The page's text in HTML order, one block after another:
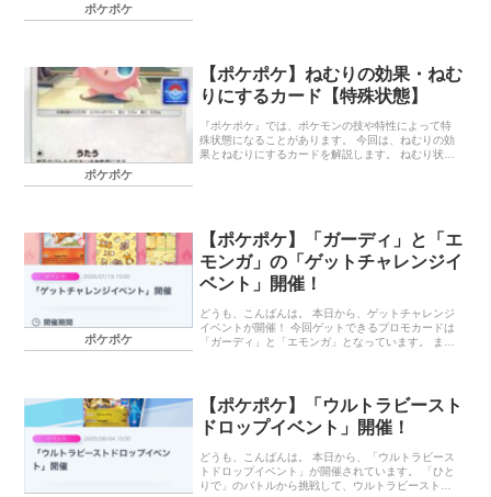
ポケポケ
ていました。 今回のイラストも中々好みです。 終わ
りに… 今月あたりにトレード機能が実装されるみた
いですね。フレンドが前提条件だそうなので、近し
しれません。 ラン…
ポケポケ
【ポケポケ】ねむりの効果・ねむ
りにするカード【特殊状態】
『ポケポケ』では、ポケモンの技や特性によって特
殊状態になることがあります。 今回は、ねむりの効
果とねむりにするカードを解説します。 ねむり状態
ポケポケ
【ポケポケ】「ガーディ」と「エ
モンガ」の「ゲットチャレンジイ
ベント」開催！
どうも、こんばんは。 本日から、ゲットチャレンジ
イベントが開催！ 今回ゲットできるプロモカードは
「ガーディ」と「エモンガ」となっています。 ま
ンジイベント イベント期間 ゲットできるプロモカー
ド 終わりに… ゲットチャレンジイベント イベント
期間 2026年7月19日（日）15:00～7月29日（水）
終わりに… 今月に「仮面ライダーゼッツ」と「スパ
イダーマン」の映画が公開されるので、8月のどこか
で、…
【ポケポケ】「ウルトラビースト
ドロップイベント」開催！
どうも、こんばんは。 本日から、「ウルトラビース
トドロップイベント」が開催されています。 「ひと
りで」のバトルから挑戦して、ウルトラビーストの